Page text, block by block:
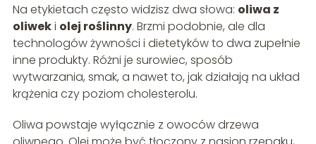
Na etykietach często widzisz dwa słowa: oliwa z
oliweki olej roślinny. Brzmi podobnie, ale dla
technologów żywności i dietetyków to dwa zupełnie
inne produkty. Różni je surowiec, sposób
wytwarzania, smak, a nawet to, jak działają na układ
krążenia czy poziom cholesterolu.
Oliwa powstaje wyłącznie z owoców drzewa